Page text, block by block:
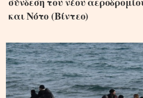
και Νότο (Βίντεο)